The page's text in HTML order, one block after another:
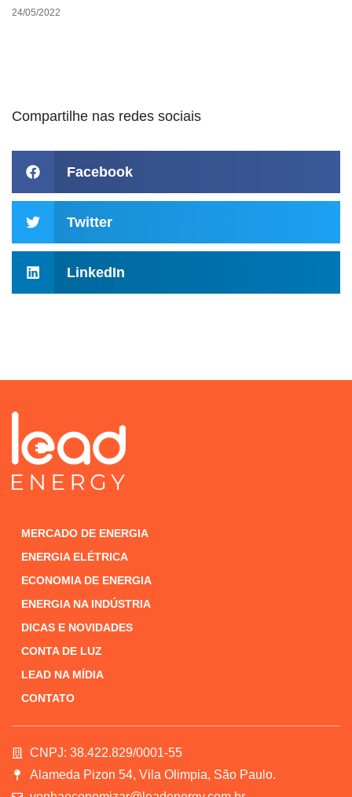
24/05/2022
Compartilhe nas redes sociais
Facebook
Twitter
LinkedIn
MERCADO DE ENERGIA
ENERGIA ELÉTRICA
ECONOMIA DE ENERGIA
ENERGIA NA INDÚSTRIA
DICAS E NOVIDADES
CONTA DE LUZ
LEAD NA MÍDIA
CONTATO
CNPJ: 38.422.829/0001-55
Alameda Pizon 54, Vila Olimpia, São Paulo.